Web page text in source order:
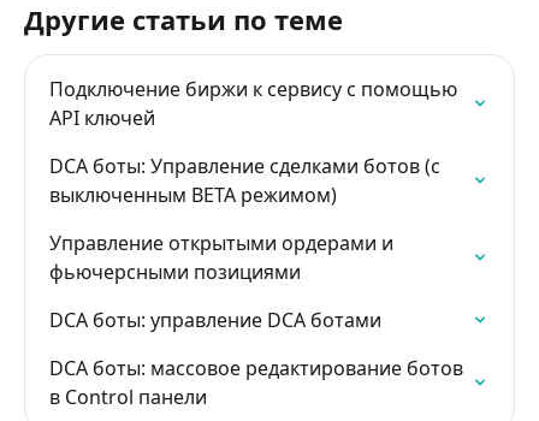
Другие статьи по теме
Подключение биржи к сервису с помощью
API ключей
DCA боты: Управление сделками ботов (с
выключенным BETA режимом)
Управление открытыми ордерами и
фьючерсными позициями
DCA боты: управление DCA ботами
DCA боты: массовое редактирование ботов
в Control панели